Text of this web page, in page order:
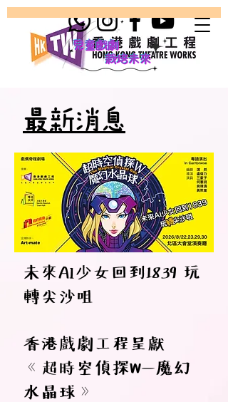
最新消息
未來AI少女回到1839 玩
轉尖沙咀
香港戲劇工程呈獻
《超時空偵探W—魔幻
水晶球》